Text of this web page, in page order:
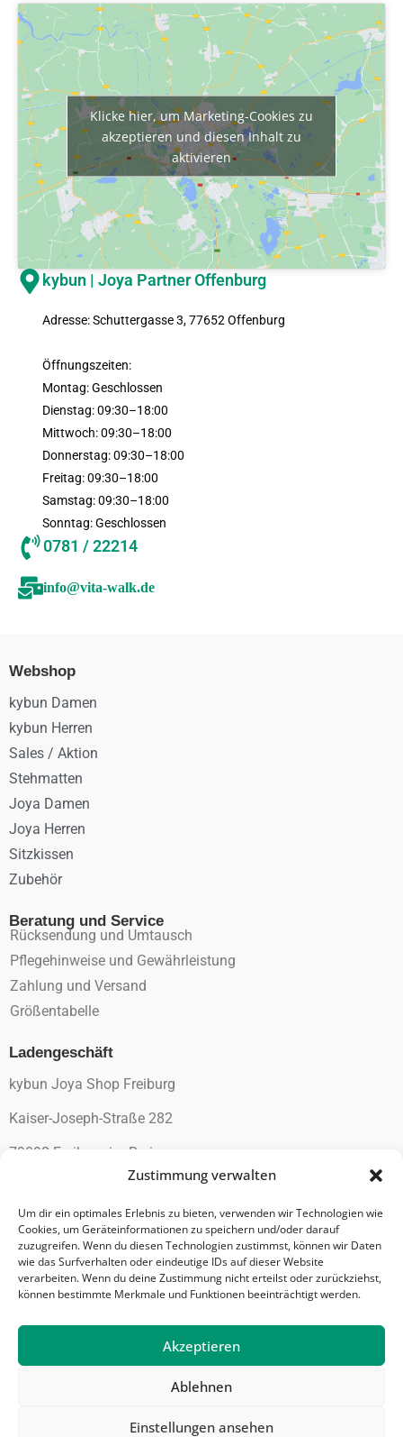
Zustimmung verwalten
Um dir ein optimales Erlebnis zu bieten, verwenden wir Technologien wie
Cookies, um Geräteinformationen zu speichern und/oder darauf
zuzugreifen. Wenn du diesen Technologien zustimmst, können wir Daten
wie das Surfverhalten oder eindeutige IDs auf dieser Website
verarbeiten. Wenn du deine Zustimmung nicht erteilst oder zurückziehst,
können bestimmte Merkmale und Funktionen beeinträchtigt werden.
Akzeptieren
Ablehnen
Einstellungen ansehen
Klicke hier, um Marketing-Cookies zu
akzeptieren und diesen Inhalt zu
aktivieren
kybun | Joya Partner Offenburg
Adresse: Schuttergasse 3, 77652 Offenburg
Öffnungszeiten:
Montag: Geschlossen
Dienstag: 09:30–18:00
Mittwoch: 09:30–18:00
Donnerstag: 09:30–18:00
Freitag: 09:30–18:00
Samstag: 09:30–18:00
Sonntag: Geschlossen
0781 / 22214
info@vita-walk.de
Webshop
kybun Damen
kybun Herren
Sales / Aktion
Stehmatten
Joya Damen
Joya Herren
Sitzkissen
Zubehör
Beratung und Service
Rücksendung und Umtausch
Pflegehinweise und Gewährleistung
Zahlung und Versand
Größentabelle
Ladengeschäft
kybun Joya Shop Freiburg
Kaiser-Joseph-Straße 282
79098 Freiburg im Breisgau
Information
AGB
Impressum